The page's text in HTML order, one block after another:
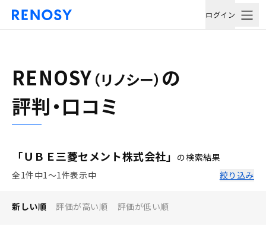
ログイン
RENOSY （リノシー） の
評判・口コミ
「ＵＢＥ三菱セメント株式会社」 の検索結果
全1件中1〜1件表示中
絞り込み
新しい順 評価が高い順 評価が低い順